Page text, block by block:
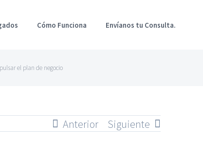
Cómo Funciona Envíanos tu Consulta.
el plan de negocio
Anterior Siguiente